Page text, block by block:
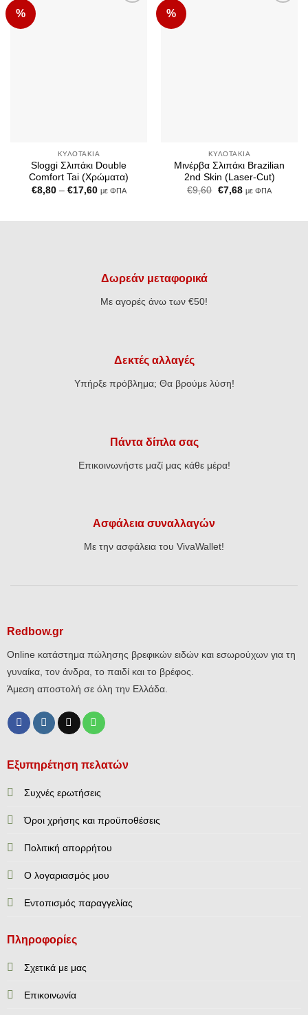
%
ΚΥΛΟΤΆΚΙΑ
Sloggi Σλιπάκι Double
Comfort Tai (Χρώματα)
€8,80 – €17,60Price
range:
με ΦΠΑ
%
ΚΥΛΟΤΆΚΙΑ
Μινέρβα Σλιπάκι Brazilian
2nd Skin (Laser-Cut)
€9,60 Original
price
€7,68Η
τρέχουσα
με ΦΠΑ
Δωρεάν μεταφορικά
Με αγορές άνω των €50!
Δεκτές αλλαγές
Υπήρξε πρόβλημα; Θα βρούμε λύση!
Πάντα δίπλα σας
Επικοινωνήστε μαζί μας κάθε μέρα!
Ασφάλεια συναλλαγών
Με την ασφάλεια του VivaWallet!
Redbow.gr
Online κατάστημα πώλησης βρεφικών ειδών και εσωρούχων για τη
γυναίκα, τον άνδρα, το παιδί και το βρέφος.
Άμεση αποστολή σε όλη την Ελλάδα.
Εξυπηρέτηση πελατών
Συχνές ερωτήσεις
Όροι χρήσης και προϋποθέσεις
Πολιτική απορρήτου
Ο λογαριασμός μου
Εντοπισμός παραγγελίας
Πληροφορίες
Σχετικά με μας
Επικοινωνία